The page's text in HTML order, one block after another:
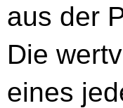
aus der
Die
eines